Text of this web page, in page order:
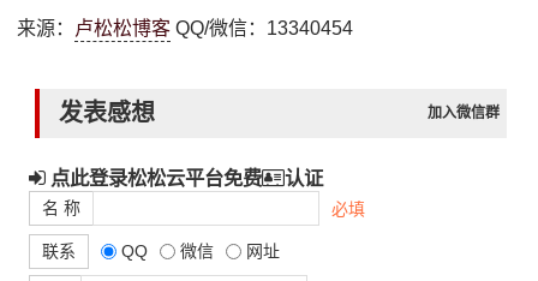
来源： 卢松松博客 QQ/微信：13340454
发表感想 加入微信群
点此登录松松云平台免费 认证
名 称 必填
联系 QQ 微信 网址